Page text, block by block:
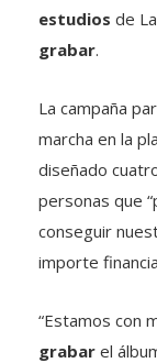
estudios de
grabar.
La campaña
marcha en la
diseñado
personas que
conseguir
importe
“Estamos con
grabar el